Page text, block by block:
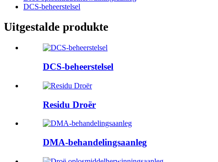
DCS-beheerstelsel
Uitgestalde produkte
DCS-beheerstelsel
Residu Droër
DMA-behandelingsaanleg